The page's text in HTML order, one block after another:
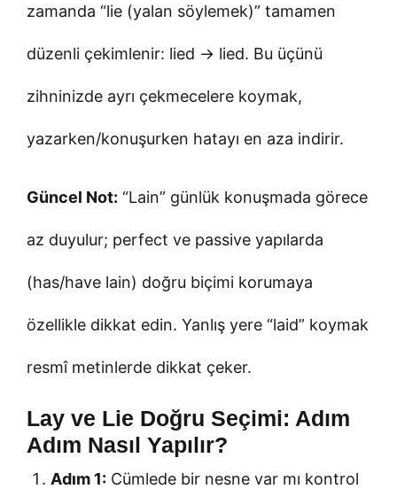
zamanda “lie (yalan söylemek)” tamamen
düzenli çekimlenir: lied → lied. Bu üçünü
zihninizde ayrı çekmecelere koymak,
yazarken/konuşurken hatayı en aza indirir.
Güncel Not: “Lain” günlük konuşmada görece
az duyulur; perfect ve passive yapılarda
(has/have lain) doğru biçimi korumaya
özellikle dikkat edin. Yanlış yere “laid” koymak
resmî metinlerde dikkat çeker.
Lay ve Lie Doğru Seçimi: Adım
Adım Nasıl Yapılır?
Adım 1: Cümlede bir nesne var mı kontrol